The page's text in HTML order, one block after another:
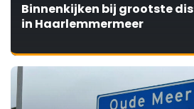
Binnenkijken bij grootste
in Haarlemmermeer